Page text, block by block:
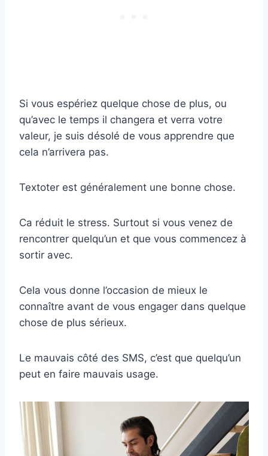
Si vous espériez quelque chose de plus, ou
qu’avec le temps il changera et verra votre
valeur, je suis désolé de vous apprendre que
cela n’arrivera pas.
Textoter est généralement une bonne chose.
Ca réduit le stress. Surtout si vous venez de
rencontrer quelqu’un et que vous commencez à
sortir avec.
Cela vous donne l’occasion de mieux le
connaître avant de vous engager dans quelque
chose de plus sérieux.
Le mauvais côté des SMS, c’est que quelqu’un
peut en faire mauvais usage.